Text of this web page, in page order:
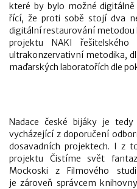
které by bylo možné
řící, že proti sobě stojí dva
digitální restaurování metodou
projektu NAKI
ultrakonzervativní metodika,
maďarských laboratořích dle
Nadace české bijáky je
vycházející z doporučení
dosavadních projektech. I z
projektu Čistíme svět
Mockoski z Filmového
je zároveň správcem